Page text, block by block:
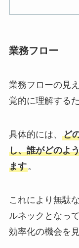
業務フロー
業務フローの見
覚的に理解する
具体的には、 ど
し、誰がどのよ
ます。
これにより無駄
ルネックとなっ
効率化の機会を